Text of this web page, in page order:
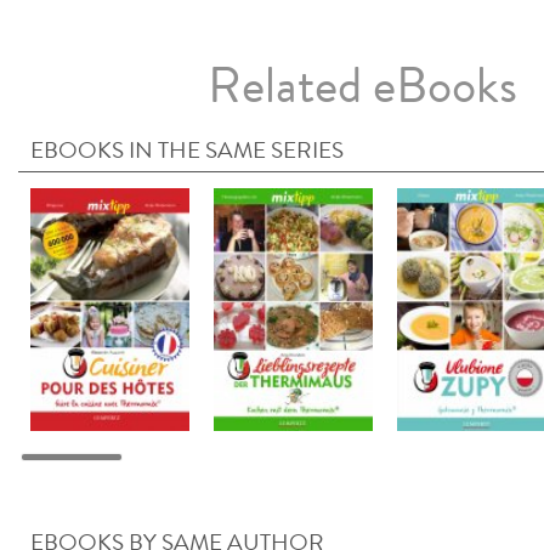
Related eBooks
EBOOKS IN THE SAME SERIES
EBOOKS BY SAME AUTHOR